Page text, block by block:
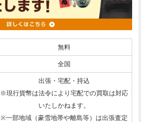
無料
全国
出張・宅配・持込
※現行貨幣は法令により宅配での買取は対応
いたしかねます。
※一部地域（豪雪地帯や離島等）は出張査定